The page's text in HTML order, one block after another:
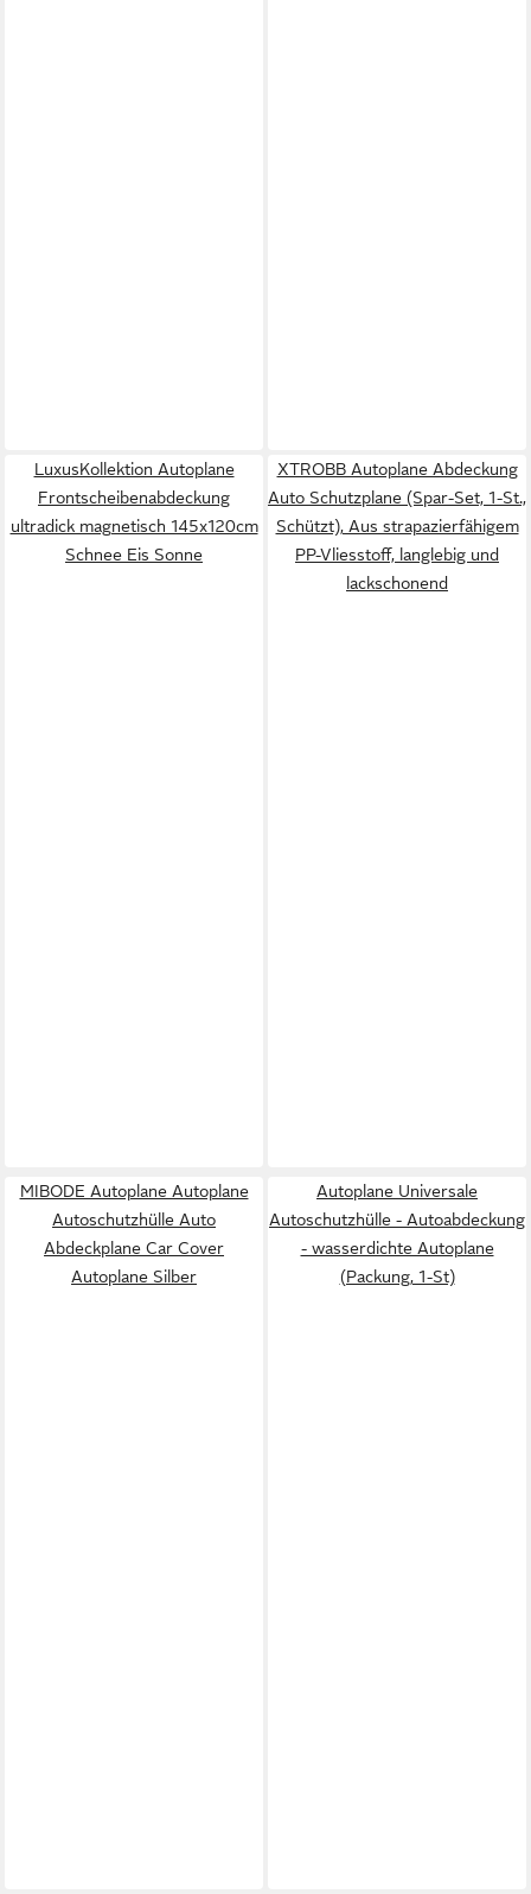
LuxusKollektion Autoplane
Frontscheibenabdeckung
ultradick magnetisch 145x120cm
Schnee Eis Sonne
XTROBB Autoplane Abdeckung
Auto Schutzplane (Spar-Set, 1-St.,
Schützt), Aus strapazierfähigem
PP-Vliesstoff, langlebig und
lackschonend
MIBODE Autoplane Autoplane
Autoschutzhülle Auto
Abdeckplane Car Cover
Autoplane Silber
Autoplane Universale
Autoschutzhülle - Autoabdeckung
- wasserdichte Autoplane
(Packung, 1-St)